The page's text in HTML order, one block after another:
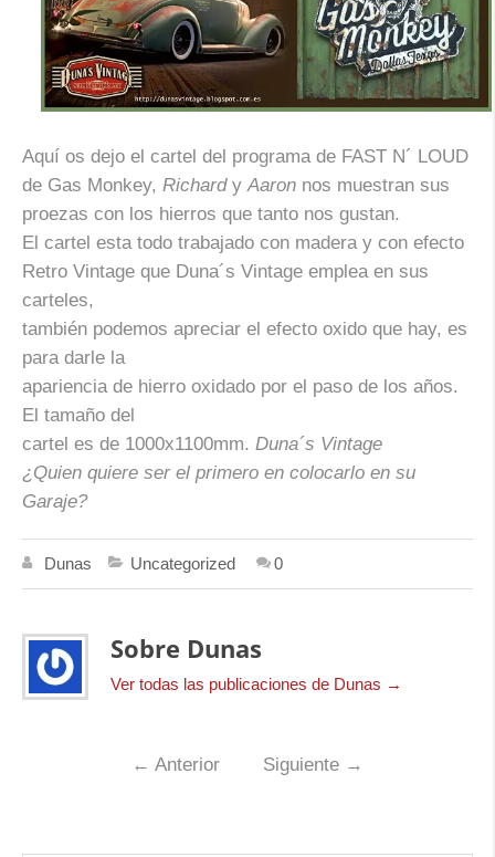
Aquí os dejo el cartel del programa de FAST N´ LOUD
de Gas Monkey, RichardyAaron nos muestran sus
proezas con los hierros que tanto nos gustan.
El cartel esta todo trabajado con madera y con efecto
Retro Vintage que Duna´s Vintage emplea en sus
carteles,
también podemos apreciar el efecto oxido que hay, es
para darle la
apariencia de hierro oxidado por el paso de los años.
El tamaño del
cartel es de 1000x1100mm. Duna´s Vintage
¿Quien quiere ser el primero en colocarlo en su
Garaje?
Dunas Uncategorized 0
Sobre Dunas
Ver todas las publicaciones de Dunas →
← Anterior Siguiente →